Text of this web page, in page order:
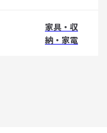
家具・収
納・家電